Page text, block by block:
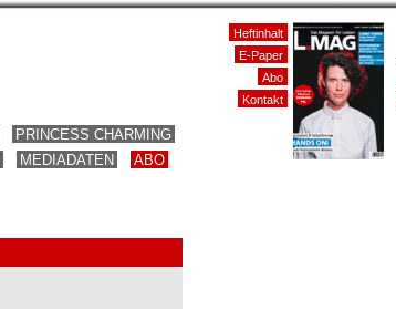
PRINCESS CHARMING
MEDIADATEN ABO
Heftinhalt
E-Paper
Abo
Kontakt